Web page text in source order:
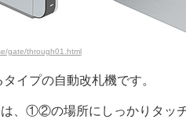
gate/through01.html
イプの自動改札機です。
、①②の場所にしっかりタッ